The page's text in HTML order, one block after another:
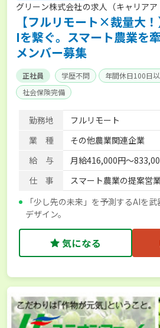
グリーン株式会社の求人（キャリアア
【フルリモート×裁量大
Iを繋ぐ。スマート農業を
メンバー募集
正社員 学歴不問 年間休日100日
社会保険完備
勤務地
フルリモート
業 種
その他農業関連企業
給 与
月給416,000円～
仕 事
スマート農業の提案営
「少し先の未来」を予測するAIを
デザイン。
気になる